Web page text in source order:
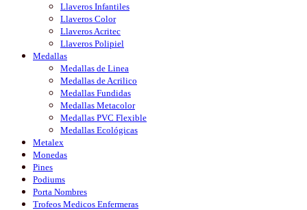
Llaveros Infantiles
Llaveros Color
Llaveros Acritec
Llaveros Polipiel
Medallas
Medallas de Linea
Medallas de Acrilico
Medallas Fundidas
Medallas Metacolor
Medallas PVC Flexible
Medallas Ecológicas
Metalex
Monedas
Pines
Podiums
Porta Nombres
Trofeos Medicos Enfermeras